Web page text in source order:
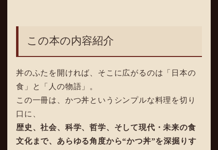
この本の内容紹介
丼のふたを開ければ、そこに広がるのは「日本の
食」と「人の物語」。
この一冊は、かつ丼というシンプルな料理を切り
口に、
歴史、社会、科学、哲学、そして現代・未来の食
文化まで、あらゆる角度から“かつ丼”を深掘りす